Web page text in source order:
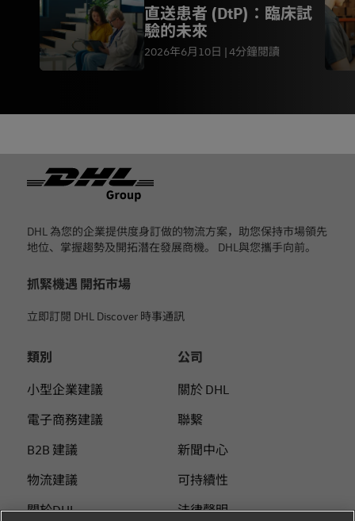
直送患者 (DtP)：臨床試
驗的未來
2026年6月10日 4分鐘閱讀
DHL 為您的企業提供度身訂做的物流方案，助您保持市場領先
地位、掌握趨勢及開拓潛在發展商機。 DHL與您攜手向前。
抓緊機遇 開拓市場
立即訂閱 DHL Discover 時事通訊
類別
小型企業建議
電子商務建議
B2B 建議
物流建議
關於DHL
公司
關於 DHL
聯繫
新聞中心
可持續性
法律聲明